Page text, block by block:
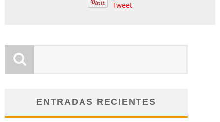
Tweet
ENTRADAS RECIENTES